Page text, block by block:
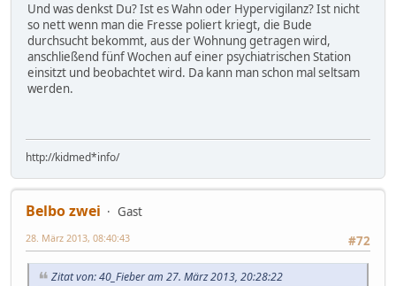
Und was denkst Du? Ist es Wahn oder Hypervigilanz? Ist nicht
so nett wenn man die Fresse poliert kriegt, die Bude
durchsucht bekommt, aus der Wohnung getragen wird,
anschließend fünf Wochen auf einer psychiatrischen Station
einsitzt und beobachtet wird. Da kann man schon mal seltsam
werden.
http://kidmed*info/
Belbo zwei
Gast
#72
28. März 2013, 08:40:43
Zitat von: 40_Fieber am 27. März 2013, 20:28:22